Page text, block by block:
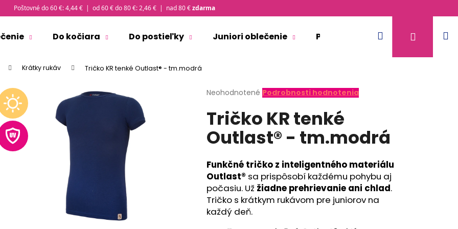
Poštovné do 60 €: 4,44 € | od 60 € do 80 €: 2,46 € | nad 80 €zdarma
Do kočiara Do postieľky Juniori oblečenie Pre dospelých Doplnkový
Hľadať
Krátky rukáv Tričko KR tenké Outlast® - tm.modrá
Priemerné
produktu
0,0
z
hviezdičiek.
Neohodnotené Podrobnosti hodnotenia
Tričko KR tenké
Outlast® - tm.modrá
Funkčné tričko z inteligentného materiálu
Outlast® sa prispôsobí každému pohybu aj
počasiu. Už žiadne prehrievanie ani chlad.
Tričko s krátkym rukávom pre juniorov na
každý deň.
Odporúčame
ZAVINOVAČKA ZAVÄZOVACIA PEVNÝ